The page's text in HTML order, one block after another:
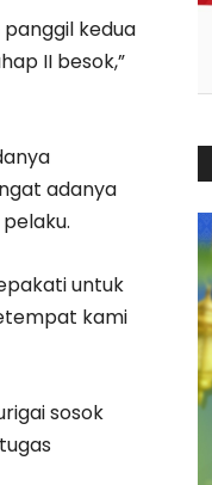
kedua
II besok,”
adanya
untuk
kami
sosok